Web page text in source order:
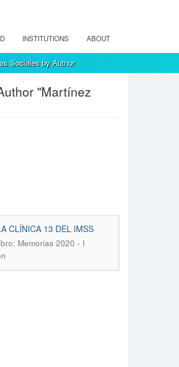
INSTITUTIONS ABOUT
Sociales by Author
"Martínez
CLÍNICA 13 DEL IMSS
Memorias 2020 - I